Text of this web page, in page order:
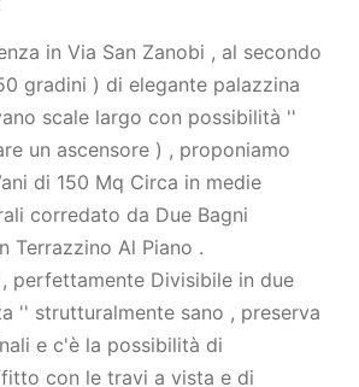
in Via San Zanobi , al secondo
gradini ) di elegante palazzina
scale largo con possibilità ''
un ascensore ) , proponiamo
di 150 Mq Circa in medie
corredato da Due Bagni
Terrazzino Al Piano .
perfettamente Divisibile in due
'' strutturalmente sano , preserva
e c'è la possibilità di
con le travi a vista e di